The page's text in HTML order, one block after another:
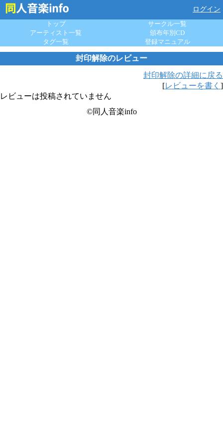
ログイン
トップ
サークル一覧
アーティスト一覧
頒布年別CD
タグ一覧
登録マニュアル
封印解除のレビュー
封印解除の詳細に戻る
[レビューを書く ]
レビューは投稿されていません
©同人音楽info